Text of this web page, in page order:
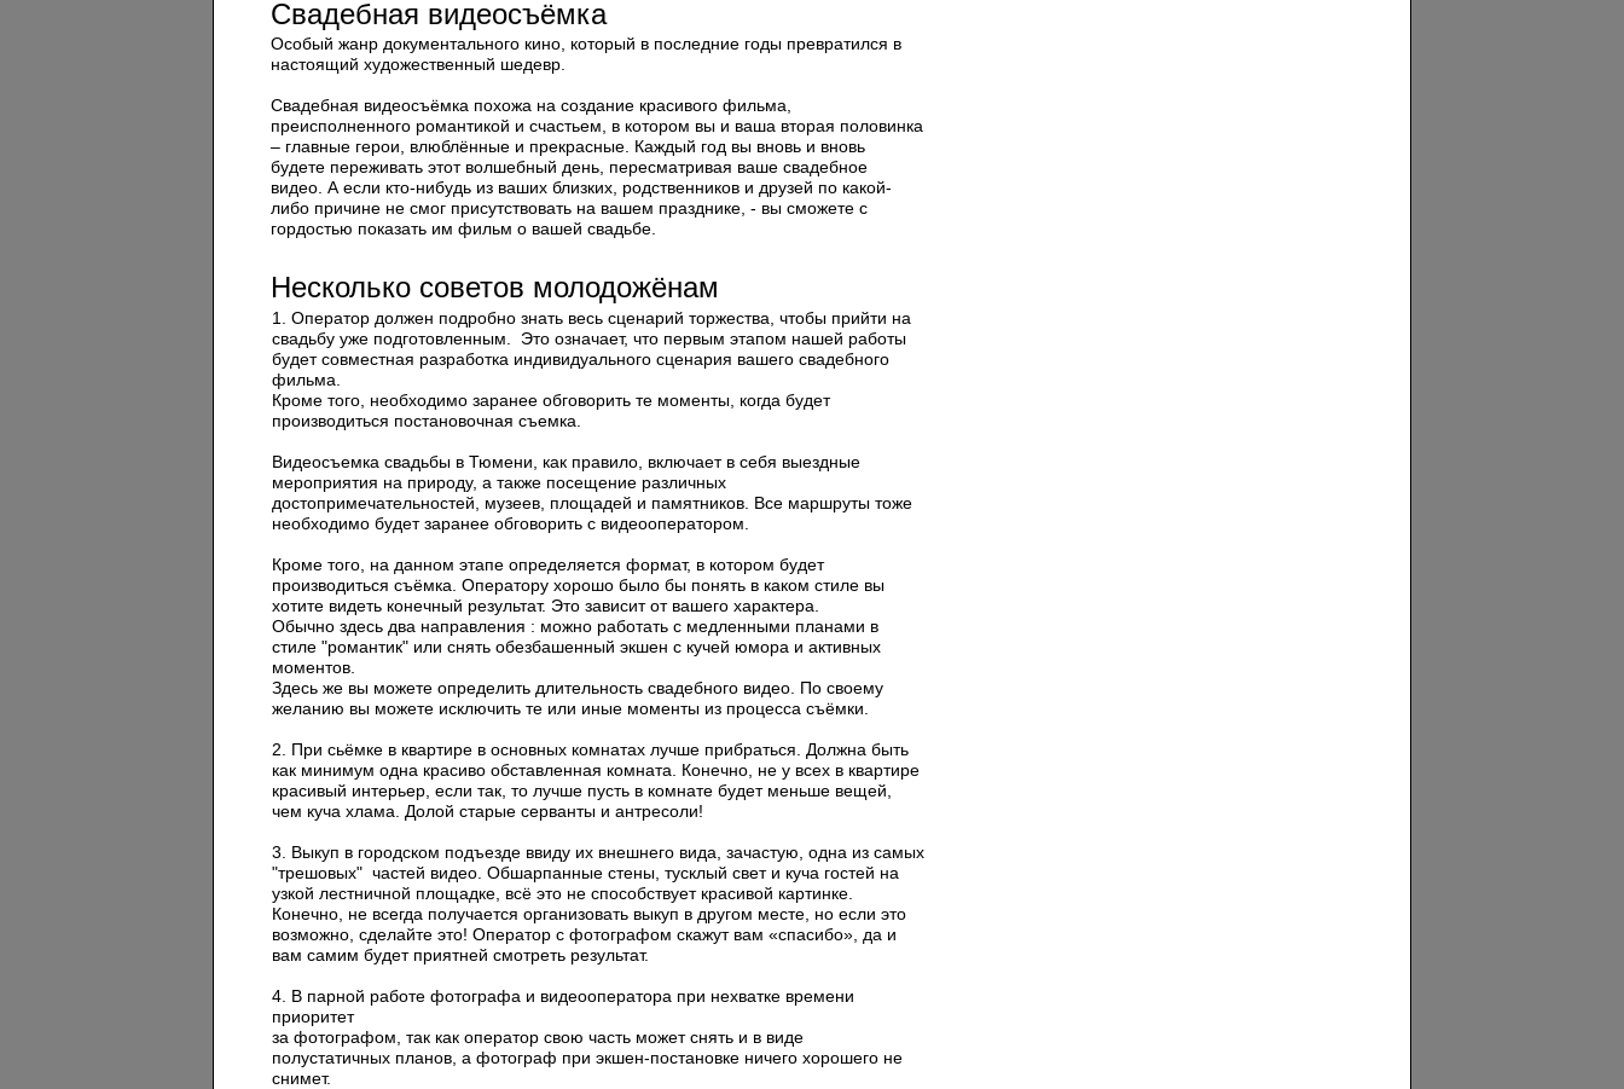
Свадебная видеосъёмка
Особый жанр документального кино, который в последние годы превратился в
настоящий художественный шедевр.
Свадебная видеосъёмка похожа на создание красивого фильма,
преисполненного романтикой и счастьем, в котором вы и ваша вторая половинка
– главные герои, влюблённые и прекрасные. Каждый год вы вновь и вновь
будете переживать этот волшебный день, пересматривая ваше свадебное
видео. А если кто-нибудь из ваших близких, родственников и друзей по какой-
либо причине не смог присутствовать на вашем празднике, - вы сможете с
гордостью показать им фильм о вашей свадьбе.
Несколько советов молодожёнам
1. Оператор должен подробно знать весь сценарий торжества, чтобы прийти на
свадьбу уже подготовленным. Это означает, что первым этапом нашей работы
будет совместная разработка индивидуального сценария вашего свадебного
фильма.
Кроме того, необходимо заранее обговорить те моменты, когда будет
производиться постановочная съемка.
Видеосъемка свадьбы в Тюмени, как правило, включает в себя выездные
мероприятия на природу, а также посещение различных
достопримечательностей, музеев, площадей и памятников. Все маршруты тоже
необходимо будет заранее обговорить с видеооператором.
Кроме того, на данном этапе определяется формат, в котором будет
производиться съёмка. Оператору хорошо было бы понять в каком стиле вы
хотите видеть конечный результат. Это зависит от вашего характера.
Обычно здесь два направления : можно работать с медленными планами в
стиле "романтик" или снять обезбашенный экшен с кучей юмора и активных
моментов.
Здесь же вы можете определить длительность свадебного видео. По своему
желанию вы можете исключить те или иные моменты из процесса съёмки.
2. При сьёмке в квартире в основных комнатах лучше прибраться. Должна быть
как минимум одна красиво обставленная комната. Конечно, не у всех в квартире
красивый интерьер, если так, то лучше пусть в комнате будет меньше вещей,
чем куча хлама. Долой старые серванты и антресоли!
3. Выкуп в городском подъезде ввиду их внешнего вида, зачастую, одна из самых
"трешовых" частей видео. Обшарпанные стены, тусклый свет и куча гостей на
узкой лестничной площадке, всё это не способствует красивой картинке.
Конечно, не всегда получается организовать выкуп в другом месте, но если это
возможно, сделайте это! Оператор с фотографом скажут вам «спасибо», да и
вам самим будет приятней смотреть результат.
4. В парной работе фотографа и видеооператора при нехватке времени
приоритет
за фотографом, так как оператор свою часть может снять и в виде
полустатичных планов, а фотограф при экшен-постановке ничего хорошего не
снимет.